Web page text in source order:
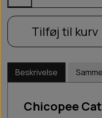
Tilføj til kurv
Beskrivelse
Chicopee